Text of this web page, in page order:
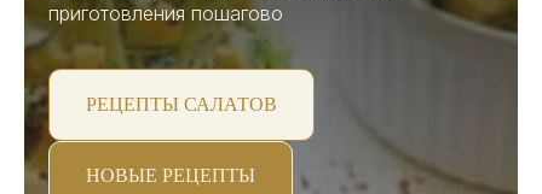
приготовления пошагово
РЕЦЕПТЫ САЛАТОВ
НОВЫЕ РЕЦЕПТЫ